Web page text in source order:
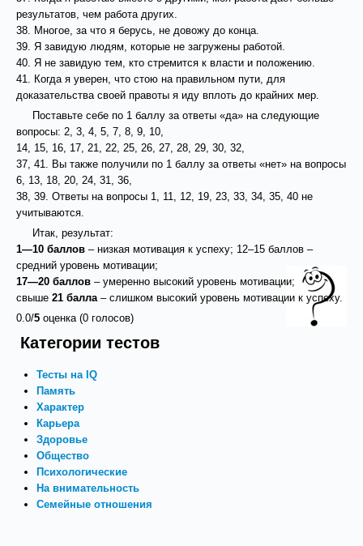
результатов, чем работа других.
38. Многое, за что я берусь, не довожу до конца.
39. Я завидую людям, которые не загружены работой.
40. Я не завидую тем, кто стремится к власти и положению.
41. Когда я уверен, что стою на правильном пути, для
доказательства своей правоты я иду вплоть до крайних мер.
Поставьте себе по 1 баллу за ответы «да» на следующие
вопросы: 2, 3, 4, 5, 7, 8, 9, 10,
14, 15, 16, 17, 21, 22, 25, 26, 27, 28, 29, 30, 32,
37, 41. Вы также получили по 1 баллу за ответы «нет» на вопросы
6, 13, 18, 20, 24, 31, 36,
38, 39. Ответы на вопросы 1, 11, 12, 19, 23, 33, 34, 35, 40 не
учитываются.
Итак, результат:
1—10 баллов – низкая мотивация к успеху; 12–15 баллов –
средний уровень мотивации;
17—20 баллов – умеренно высокий уровень мотивации;
свыше 21 балла– слишком высокий уровень мотивации к успеху.
0.0/5 оценка (0 голосов)
Категории тестов
Тесты на IQ
Память
Характер
Карьера
Здоровье
Общество
Психологические
На внимательность
Семейные отношения